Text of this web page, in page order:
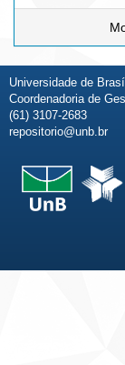
Universidade de
Coordenadoria de
(61) 3107-2683
repositorio@unb.br